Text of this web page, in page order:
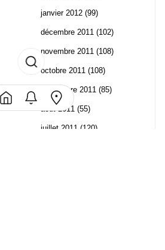
janvier 2012 (99)
décembre 2011 (102)
novembre 2011 (108)
octobre 2011 (108)
septembre 2011 (85)
août 2011 (55)
juillet 2011 (120)